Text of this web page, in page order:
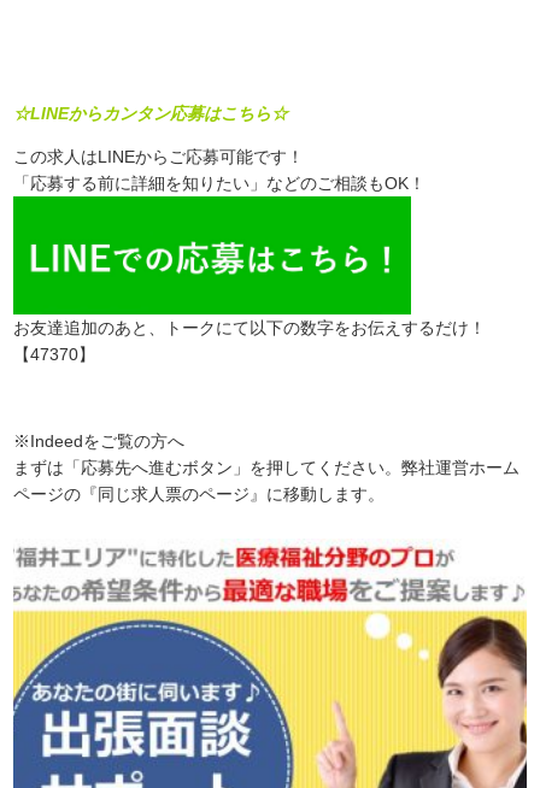
☆LINEからカンタン応募はこちら☆
この求人はLINEからご応募可能です！
「応募する前に詳細を知りたい」などのご相談もOK！
お友達追加のあと、トークにて以下の数字をお伝えするだけ！
【47370】
※Indeedをご覧の方へ
まずは「応募先へ進むボタン」を押してください。弊社運営ホーム
ページの『同じ求人票のページ』に移動します。